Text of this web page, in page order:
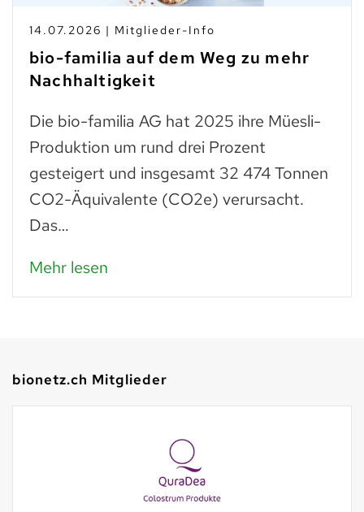
14.07.2026 | Mitglieder-Info
bio-familia auf dem Weg zu mehr
Nachhaltigkeit
Die bio-familia AG hat 2025 ihre Müesli-
Produktion um rund drei Prozent
gesteigert und insgesamt 32 474 Tonnen
CO2-Äquivalente (CO2e) verursacht.
Das…
Mehr lesen
bionetz.ch Mitglieder